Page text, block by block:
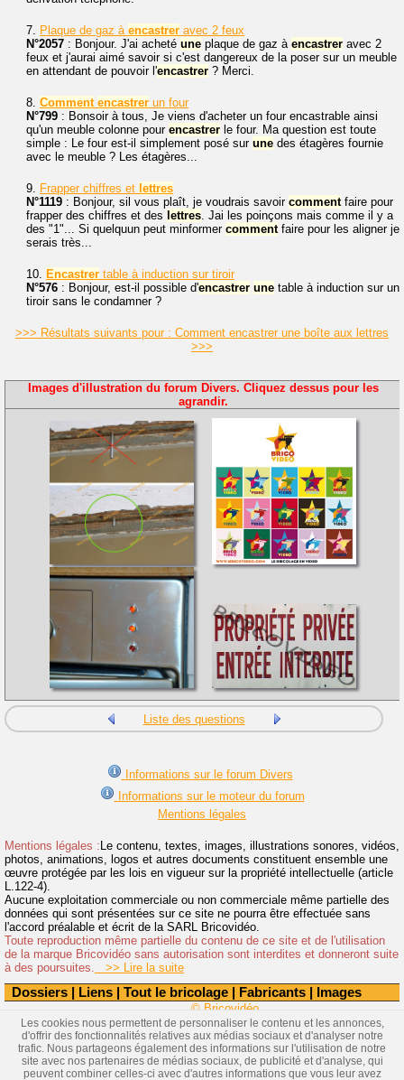
Dossiers | Liens | Tout le bricolage | Fabricants | Images
7. Plaque de gaz à encastrer avec 2 feux
N°2057 : Bonjour. J'ai acheté une plaque de gaz à encastrer avec 2
feux et j'aurai aimé savoir si c'est dangereux de la poser sur un meuble
en attendant de pouvoir l'encastrer ? Merci.
8. Comment encastrer un four
N°799 : Bonsoir à tous, Je viens d'acheter un four encastrable ainsi
qu'un meuble colonne pour encastrer le four. Ma question est toute
simple : Le four est-il simplement posé sur une des étagères fournie
avec le meuble ? Les étagères...
9. Frapper chiffres et lettres
N°1119 : Bonjour, sil vous plaît, je voudrais savoir commentfaire pour
frapper des chiffres et des lettres. Jai les poinçons mais comme il y a
des "1"... Si quelquun peut minformer commentfaire pour les aligner je
serais très...
10. Encastrer table à induction sur tiroir
N°576 : Bonjour, est-il possible d'encastrer une table à induction sur un
tiroir sans le condamner ?
>>> Résultats suivants pour : Comment encastrer une boîte aux lettres
>>>
Images d'illustration du forum Divers. Cliquez dessus pour les
agrandir.
Liste des questions
Informations sur le forum Divers
Informations sur le moteur du forum
Mentions légales
Mentions légales : Le contenu, textes, images, illustrations sonores, vidéos,
photos, animations, logos et autres documents constituent ensemble une
œuvre protégée par les lois en vigueur sur la propriété intellectuelle (article
L.122-4).
Aucune exploitation commerciale ou non commerciale même partielle des
données qui sont présentées sur ce site ne pourra être effectuée sans
l'accord préalable et écrit de la SARL Bricovidéo.
Toute reproduction même partielle du contenu de ce site et de l'utilisation
de la marque Bricovidéo sans autorisation sont interdites et donneront suite
à des poursuites. >> Lire la suite
© Bricovidéo
Les cookies nous permettent de personnaliser le contenu et les annonces,
d'offrir des fonctionnalités relatives aux médias sociaux et d'analyser notre
trafic. Nous partageons également des informations sur l'utilisation de notre
site avec nos partenaires de médias sociaux, de publicité et d'analyse, qui
peuvent combiner celles-ci avec d'autres informations que vous leur avez